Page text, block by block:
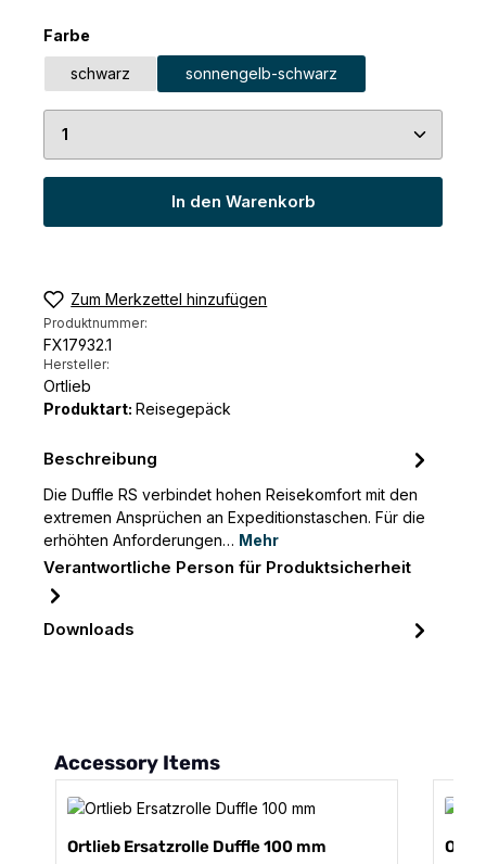
Farbeauswählen
schwarz sonnengelb-schwarz
Produkt Anzahl: Gib den gewünschten Wert
In den Warenkorb
Zum Merkzettel hinzufügen
Produktnummer:
FX17932.1
Hersteller:
Ortlieb
Produktart: Reisegepäck
Beschreibung
Die Duffle RS verbindet hohen Reisekomfort mit den
extremen Ansprüchen an Expeditionstaschen. Für die
erhöhten Anforderungen… Mehr
Verantwortliche Person für Produktsicherheit
Downloads
Produktgalerie überspringen
Accessory Items
Ortlieb Ersatzrolle Duffle 100 mm